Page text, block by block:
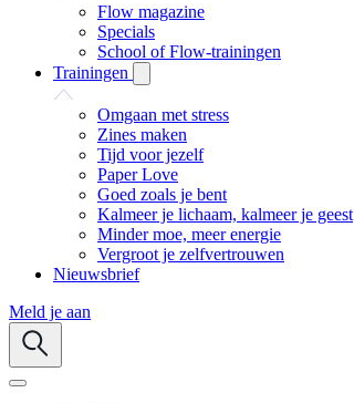
Flow magazine
Specials
School of Flow-trainingen
Trainingen
Omgaan met stress
Zines maken
Tijd voor jezelf
Paper Love
Goed zoals je bent
Kalmeer je lichaam, kalmeer je geest
Minder moe, meer energie
Vergroot je zelfvertrouwen
Nieuwsbrief
Meld je aan